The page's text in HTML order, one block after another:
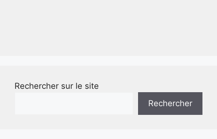
Rechercher sur le site
Rechercher